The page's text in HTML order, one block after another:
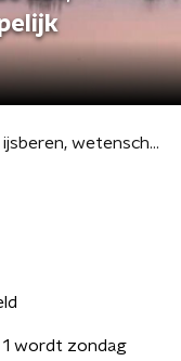
Vroege Vogels: vang de kat, ijsberen, wetenschappelijk tekenen
1 wordt zondag